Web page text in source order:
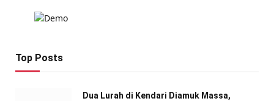
Top Posts
Dua Lurah di Kendari Diamuk Massa,